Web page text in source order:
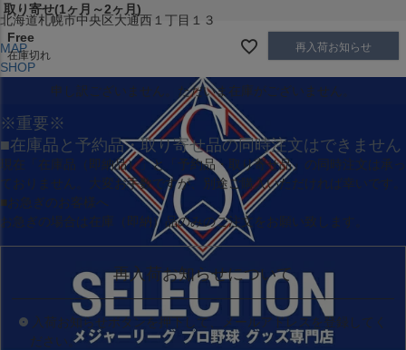
北海道札幌市中央区大通西１丁目１３
MAP
SHOP
取り寄せ(1ヶ月～2ヶ月)
Free
在庫切れ
再入荷お知らせ
申し訳ございません。ただいま在庫がございません。
※重要※
■在庫品と予約品・取り寄せ品の同時注文はできません
現在 「在庫品（即納品）」と 「予約品・取り寄せ品」 の同時注文は承っ
ておりません。大変お手数ですが、別途ご購入いただければ幸いです。
■お急ぎのお客様へ
お急ぎの場合は 在庫（即納）品のみのご注文をお願い致します。
再入荷お知らせについて
入荷お知らせボタンを押下して、メールアドレスを登録してく
ださい。